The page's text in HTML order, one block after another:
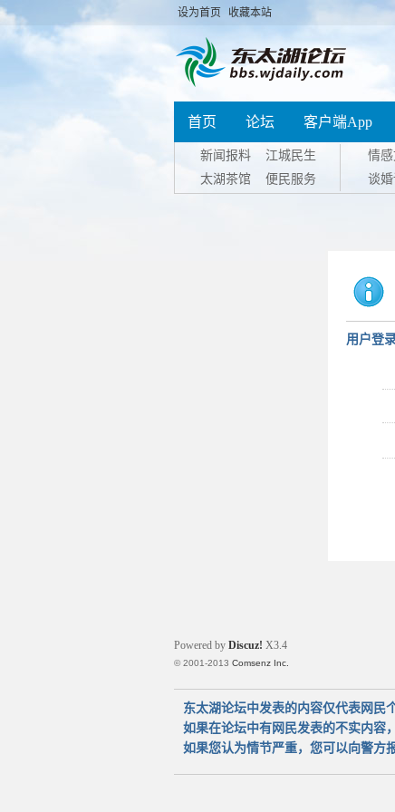
设为首页 收藏本站
首页 论坛 客户端App
新闻报料
江城民生
太湖茶馆
便民服务
情
谈
用户登
Powered by Discuz! X3.4
© 2001-2013 Comsenz Inc.
东太湖论坛中发表的内容仅代表网民
如果在论坛中有网民发表的不实内容
如果您认为情节严重，您可以向警方